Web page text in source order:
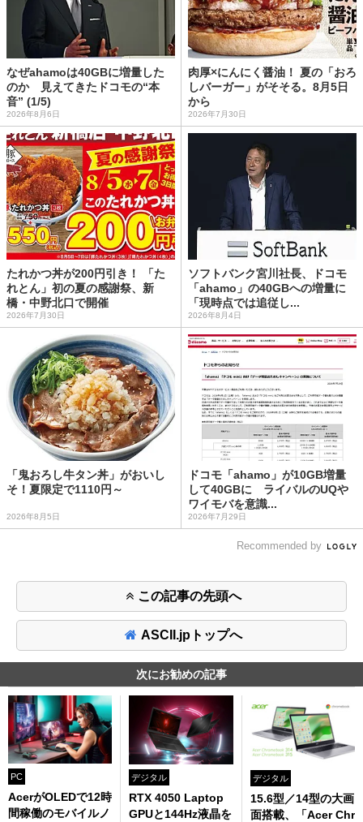
なぜahamoは40GBに増量した
のか 見えてきたドコモの“本
音” (1/5)
2026年8月6日
肉厚×にんにく醤油！ 夏の「おろ
しバーガー」がそそる。8月5日
から
2026年7月30日
たれかつ丼が200円引き！ 「た
れとん」初の夏の感謝祭、新
橋・中野北口で開催
2026年7月30日
ソフトバンク宮川社長、ドコモ
「ahamo」の40GBへの増量に
「現時点では追従し...
2026年8月4日
「鬼おろし牛タン丼」がおいし
そ！夏限定で1110円～
2026年8月5日
ドコモ「ahamo」が10GB増量
して40GBに ライバルのUQや
ワイモバを意識...
2026年7月29日
Recommended by
この記事の先頭へ
ASCII.jpトップへ
次にお勧めの記事
PC
AcerがOLEDで12時
間稼働のモバイルノ
デジタル
RTX 4050 Laptop
GPUと144Hz液晶を
デジタル
15.6型／14型の大画
面搭載、「Acer Chr